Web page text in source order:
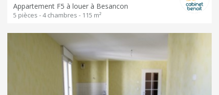
Appartement F5 à louer à Besancon
5 pièces - 4 chambres - 115 m²